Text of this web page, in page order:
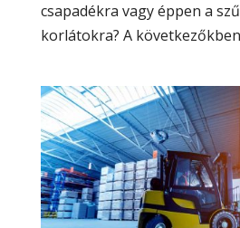
csapadékra vagy éppen a
korlátokra? A